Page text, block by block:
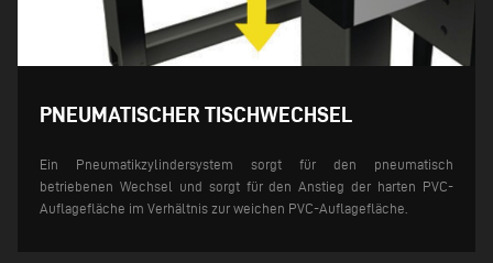
PNEUMATISCHER TISCHWECHSEL
Ein Pneumatikzylindersystem sorgt für den pneumatisch
betriebenen Wechsel und sorgt für den Anstieg der harten PVC-
Auflagefläche im Verhältnis zur weichen PVC-Auflagefläche.